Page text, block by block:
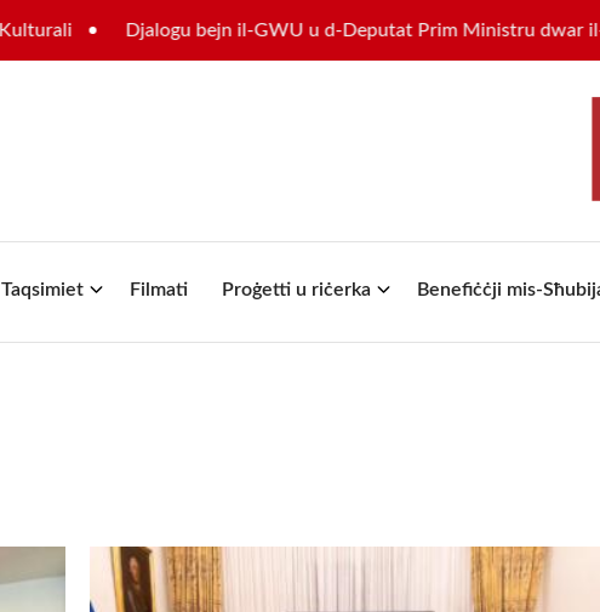
Djalogu bejn il-GWU u d-Deputat Prim Ministru dwar il-futur
Taqsimiet Filmati Proġetti u riċerka Benefiċċji mis-